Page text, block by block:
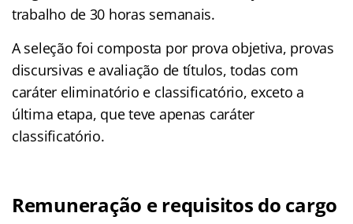
trabalho de 30 horas semanais.
A seleção foi composta por prova objetiva, provas
discursivas e avaliação de títulos, todas com
caráter eliminatório e classificatório, exceto a
última etapa, que teve apenas caráter
classificatório.
Remuneração e requisitos do cargo